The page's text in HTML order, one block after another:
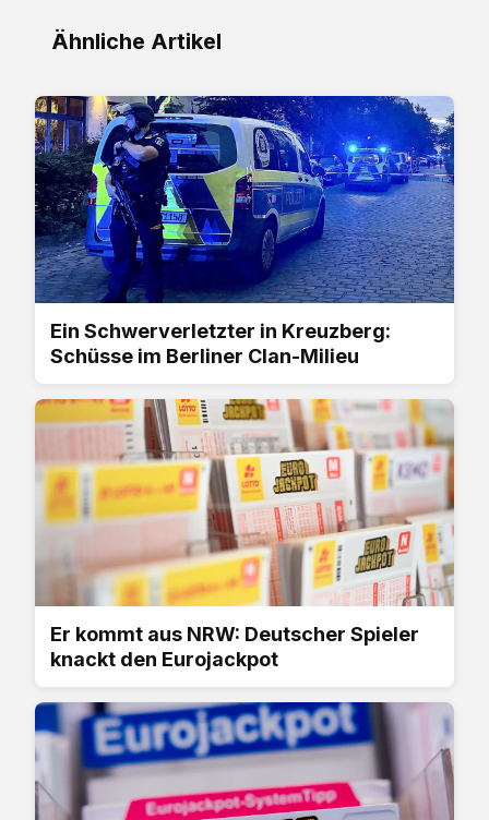
Ähnliche Artikel
Ein Schwerverletzter in Kreuzberg:
Schüsse im Berliner Clan-Milieu
Er kommt aus NRW: Deutscher Spieler
knackt den Eurojackpot